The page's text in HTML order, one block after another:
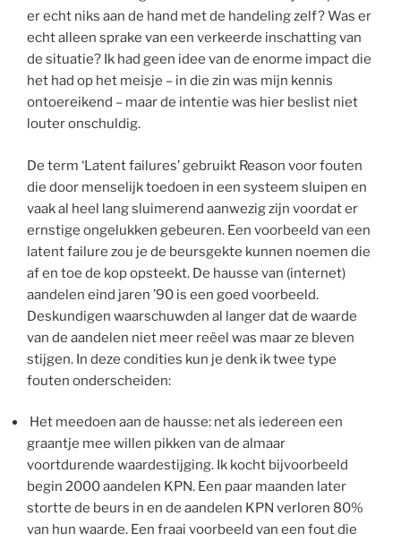
er echt niks aan de hand met de handeling zelf? Was er
echt alleen sprake van een verkeerde inschatting van
de situatie? Ik had geen idee van de enorme impact die
het had op het meisje – in die zin was mijn kennis
ontoereikend – maar de intentie was hier beslist niet
louter onschuldig.
De term ‘Latent failures’ gebruikt Reason voor fouten
die door menselijk toedoen in een systeem sluipen en
vaak al heel lang sluimerend aanwezig zijn voordat er
ernstige ongelukken gebeuren. Een voorbeeld van een
latent failure zou je de beursgekte kunnen noemen die
af en toe de kop opsteekt. De hausse van (internet)
aandelen eind jaren ’90 is een goed voorbeeld.
Deskundigen waarschuwden al langer dat de waarde
van de aandelen niet meer reëel was maar ze bleven
stijgen. In deze condities kun je denk ik twee type
fouten onderscheiden:
Het meedoen aan de hausse: net als iedereen een
graantje mee willen pikken van de almaar
voortdurende waardestijging. Ik kocht bijvoorbeeld
begin 2000 aandelen KPN. Een paar maanden later
stortte de beurs in en de aandelen KPN verloren 80%
van hun waarde. Een fraai voorbeeld van een fout die